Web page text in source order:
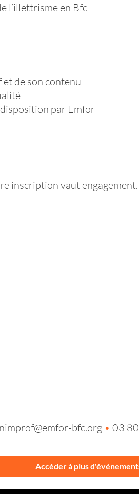
l’illettrisme en Bfc
et de son contenu
par Emfor
inscription vaut engagement.
bfc.org • 03
Accéder à plus